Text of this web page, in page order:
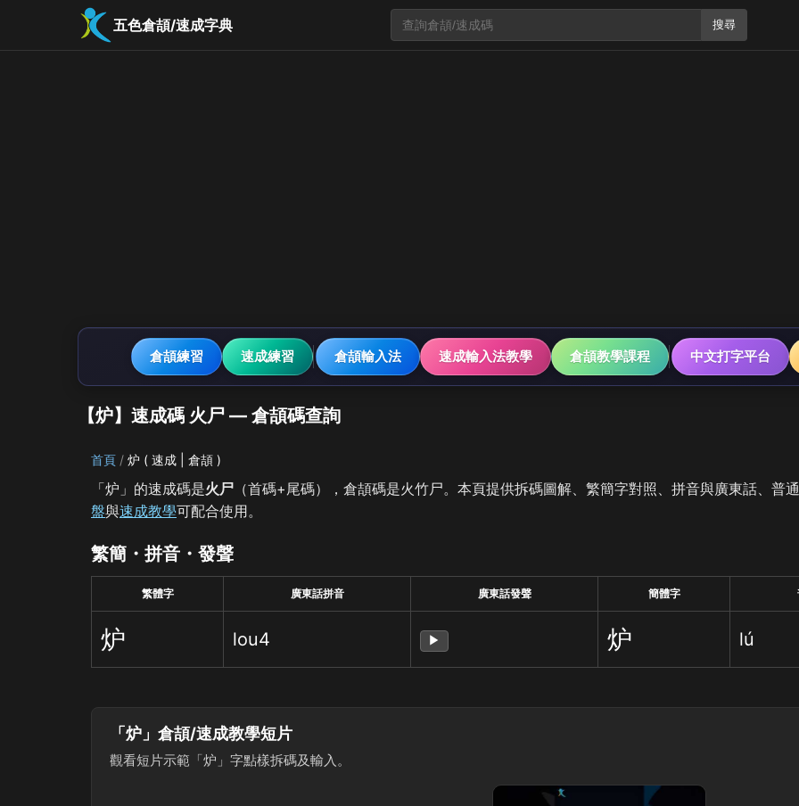
五色倉頡/速成字典 搜尋
倉頡練習 速成練習 倉頡輸入法 速成輸入法教學 倉頡教學課程 中文打字平台
【炉】速成碼 火尸 — 倉頡碼查詢
首頁 炉 ( 速成 | 倉頡 )
「炉」的速成碼是火尸 （首碼+尾碼），倉頡碼是火竹尸。本頁提供拆碼圖解、繁簡字對照、拼音與廣東話、普
盤與速成教學可配合使用。
繁簡・拼音・發聲
繁體字 廣東話拼音 廣東話發聲 簡體字
炉 lou4 ▶ 炉 lú
「炉」倉頡/速成教學短片
觀看短片示範「炉」字點樣拆碼及輸入。